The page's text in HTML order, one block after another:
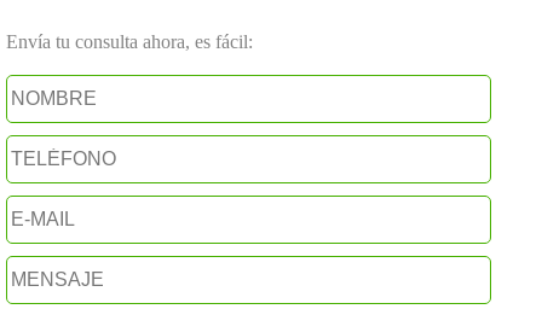
Envía tu consulta ahora, es fácil: